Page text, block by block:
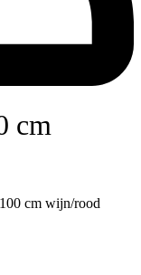
cm wijn/rood